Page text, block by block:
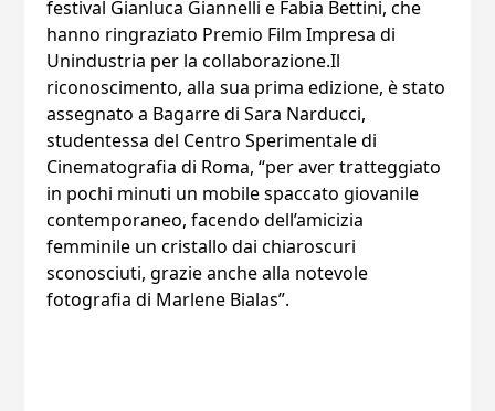
festival Gianluca Giannelli e Fabia Bettini, che
hanno ringraziato Premio Film Impresa di
Unindustria per la collaborazione.Il
riconoscimento, alla sua prima edizione, è stato
assegnato a Bagarre di Sara Narducci,
studentessa del Centro Sperimentale di
Cinematografia di Roma, “per aver tratteggiato
in pochi minuti un mobile spaccato giovanile
contemporaneo, facendo dell’amicizia
femminile un cristallo dai chiaroscuri
sconosciuti, grazie anche alla notevole
fotografia di Marlene Bialas”.